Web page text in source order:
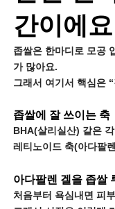
간이에요
좁쌀은 한마디로 모공
가 많아요.
그래서 여기서 핵심은
좁쌀에 잘 쓰이는 축
BHA(살리실산) 같은
레티노이드 축(아다팔
아다팔렌 겔을 좁쌀
처음부터 욕심내면 피